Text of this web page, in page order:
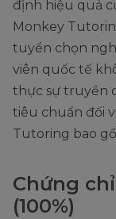
định hiệu quả
Monkey
tuyển chọn
viên quốc tế
thực sự truyền
tiêu chuẩn đối
Tutoring bao
Chứng
(100%)